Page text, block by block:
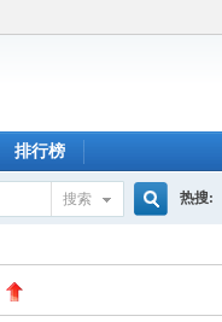
排行榜
搜索 热搜: